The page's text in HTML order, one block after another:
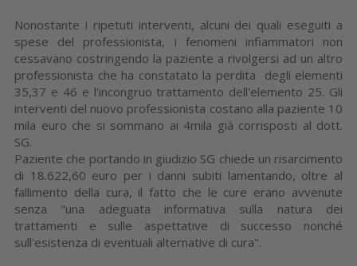
Nonostante i ripetuti interventi, alcuni dei quali eseguiti a
spese del professionista, i fenomeni infiammatori non
cessavano costringendo la paziente a rivolgersi ad un altro
professionista che ha constatato la perdita degli elementi
35,37 e 46 e l'incongruo trattamento dell'elemento 25. Gli
interventi del nuovo professionista costano alla paziente 10
mila euro che si sommano ai 4mila già corrisposti al dott.
SG.
Paziente che portando in giudizio SG chiede un risarcimento
di 18.622,60 euro per i danni subiti lamentando, oltre al
fallimento della cura, il fatto che le cure erano avvenute
senza "una adeguata informativa sulla natura dei
trattamenti e sulle aspettative di successo nonché
sull'esistenza di eventuali alternative di cura".